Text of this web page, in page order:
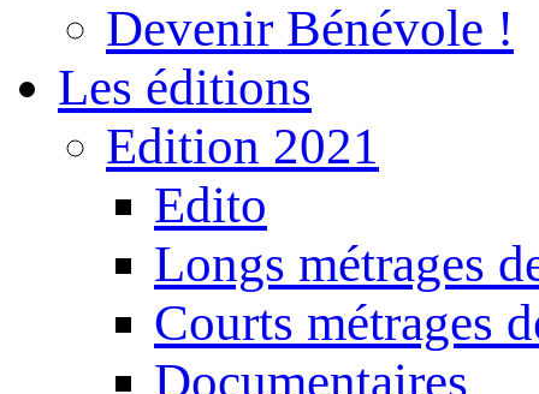
Devenir Bénévole !
Les éditions
Edition 2021
Edito
Longs métrages
Courts métrages
Documentaires